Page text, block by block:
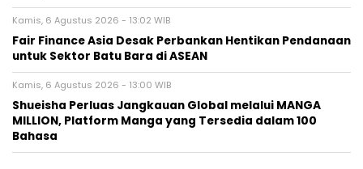
Kamis, 6 Agustus 2026 - 13:02 WIB
Fair Finance Asia Desak Perbankan Hentikan Pendanaan
untuk Sektor Batu Bara di ASEAN
Kamis, 6 Agustus 2026 - 13:00 WIB
Shueisha Perluas Jangkauan Global melalui MANGA
MILLION, Platform Manga yang Tersedia dalam 100
Bahasa